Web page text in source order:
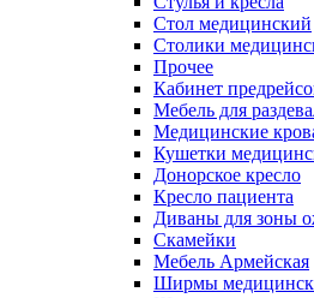
Стол медицинский
Столики
Прочее
Кабинет
Мебель для
Медицинские
Кушетки
Донорское кресло
Кресло пациента
Диваны для зоны
Скамейки
Мебель Армейская
Ширмы